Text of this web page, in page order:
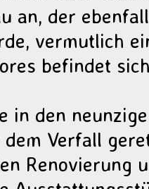
an, der
vermutlich
befindet
in den
Verfall
Renovierung